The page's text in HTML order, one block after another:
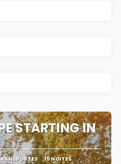
STARTING IN
15 NOITES